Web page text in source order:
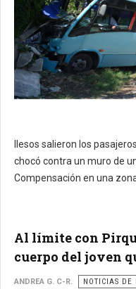
Ilesos salieron los
chocó contra un muro de
Compensación en una
Al límite con
cuerpo del joven
ANDREA G. C-R. NOTICIAS DE